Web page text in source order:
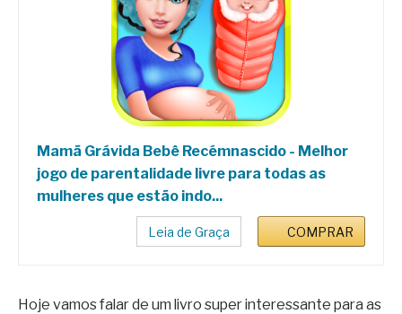
Mamã Grávida Bebê Recémnascido - Melhor
jogo de parentalidade livre para todas as
mulheres que estão indo...
Leia de Graça COMPRAR
Hoje vamos falar de um livro super interessante para as